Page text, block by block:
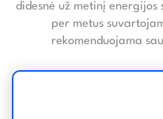
didesnė už metinį
per metus
rekomenduojama